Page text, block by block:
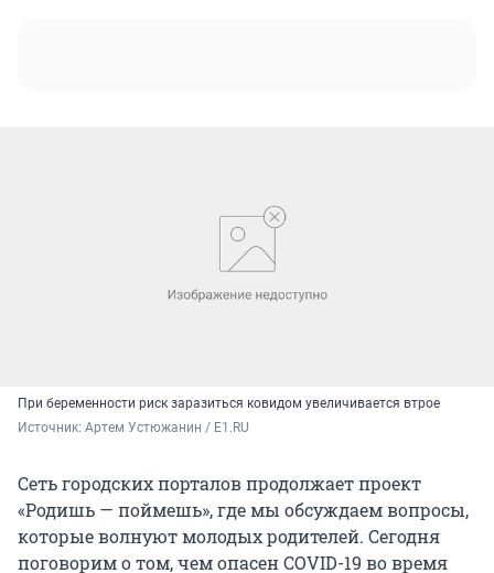
При беременности риск заразиться ковидом увеличивается втрое
Источник: Артем Устюжанин / Е1.RU
Сеть городских порталов продолжает проект
«Родишь — поймешь», где мы обсуждаем вопросы,
которые волнуют молодых родителей. Сегодня
поговорим о том, чем опасен COVID-19 во время